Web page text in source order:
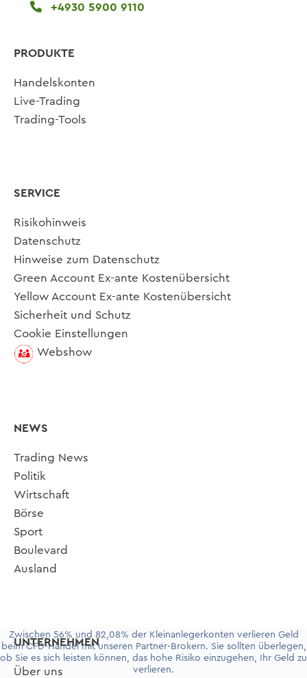
Zwischen 56% und 82,08% der Kleinanlegerkonten verlieren Geld
beim CFD-Handel mit unseren Partner-Brokern. Sie sollten überlegen,
ob Sie es sich leisten können, das hohe Risiko einzugehen, Ihr Geld zu
verlieren.
+4930 5900 9110
PRODUKTE
Handelskonten
Live-Trading
Trading-Tools
SERVICE
Risikohinweis
Datenschutz
Hinweise zum Datenschutz
Green Account Ex-ante Kostenübersicht
Yellow Account Ex-ante Kostenübersicht
Sicherheit und Schutz
Cookie Einstellungen
Webshow
NEWS
Trading News
Politik
Wirtschaft
Börse
Sport
Boulevard
Ausland
UNTERNEHMEN
Über uns